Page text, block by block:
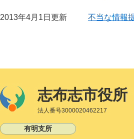
2013年4月1日更新 不当な情報
志布志市役所
法人番号3000020462217
有明支所